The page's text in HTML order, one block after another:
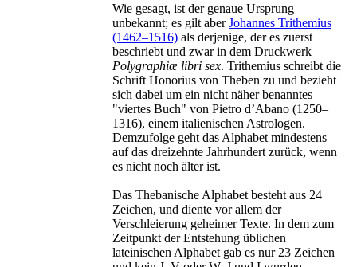
Wie gesagt, ist der genaue Ursprung
unbekannt; es gilt aberJohannes Trithemius
(1462–1516) als derjenige, der es zuerst
beschriebt und zwar in dem Druckwerk
Polygraphiæ libri sex. Trithemius schreibt die
Schrift Honorius von Theben zu und bezieht
sich dabei um ein nicht näher benanntes
"viertes Buch" von Pietro d’Abano (1250–
1316), einem italienischen Astrologen.
Demzufolge geht das Alphabet mindestens
auf das dreizehnte Jahrhundert zurück, wenn
es nicht noch älter ist.
Das Thebanische Alphabet besteht aus 24
Zeichen, und diente vor allem der
Verschleierung geheimer Texte. In dem zum
Zeitpunkt der Entstehung üblichen
lateinischen Alphabet gab es nur 23 Zeichen